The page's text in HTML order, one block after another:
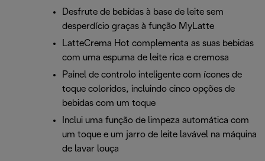
Desfrute de bebidas à base de leite sem
desperdício graças à função MyLatte
LatteCrema Hot complementa as suas bebidas
com uma espuma de leite rica e cremosa
Painel de controlo inteligente com ícones de
toque coloridos, incluindo cinco opções de
bebidas com um toque
Inclui uma função de limpeza automática com
um toque e um jarro de leite lavável na máquina
de lavar louça